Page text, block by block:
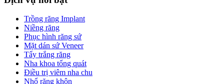
Trồng răng Implant
Niềng răng
Phục hình răng sứ
Mặt dán sứ Veneer
Tẩy trắng răng
Nha khoa tổng quát
Điều trị viêm nha chu
Nhổ răng khôn